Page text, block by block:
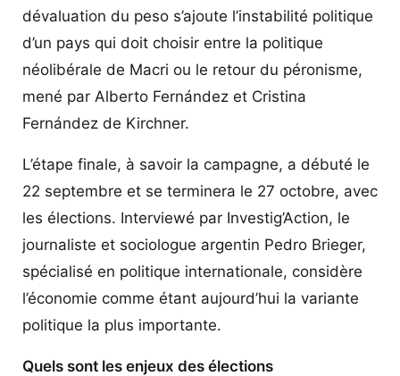
dévaluation du peso s’ajoute l’instabilité politique
d’un pays qui doit choisir entre la politique
néolibérale de Macri ou le retour du péronisme,
mené par Alberto Fernández et Cristina
Fernández de Kirchner.
L’étape finale, à savoir la campagne, a débuté le
22 septembre et se terminera le 27 octobre, avec
les élections. Interviewé par Investig’Action, le
journaliste et sociologue argentin Pedro Brieger,
spécialisé en politique internationale, considère
l’économie comme étant aujourd’hui la variante
politique la plus importante.
Quels sont les enjeux des élections